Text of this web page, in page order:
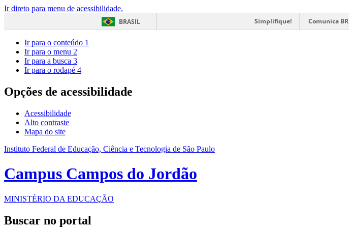
Ir direto para menu de acessibilidade.
BRASIL
Simplifique! Comunica BR
Ir para o conteúdo 1
Ir para o menu 2
Ir para a busca 3
Ir para o rodapé 4
Opções de acessibilidade
Acessibilidade
Alto contraste
Mapa do site
Instituto Federal de Educação, Ciência e Tecnologia de São Paulo
Campus Campos do Jordão
MINISTÉRIO DA EDUCAÇÃO
Buscar no portal